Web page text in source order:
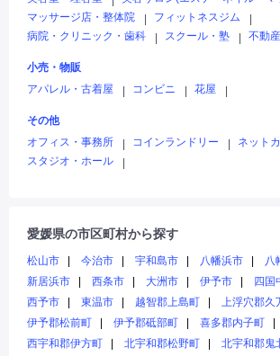
マッサージ店・整体院
フィットネスジム
病院・クリニック・歯科
スクール・塾 不動産
小売・物販
アパレル・古着屋
コンビニ 花屋
その他
オフィス・事務所
コインランドリー ネット
スタジオ・ホール
愛媛県の市区町村から探す
松山市 今治市 宇和島市 八幡浜市
八
新居浜市
西条市 大洲市 伊予市
四国
西予市
東温市 越智郡上島町
上浮穴郡久
伊予郡松前町
伊予郡砥部町
喜多郡内子町
西宇和郡伊方町
北宇和郡松野町
北宇和郡鬼